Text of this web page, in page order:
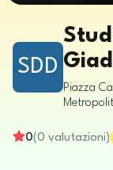
SDD
Piazza
0(0 valutazioni)